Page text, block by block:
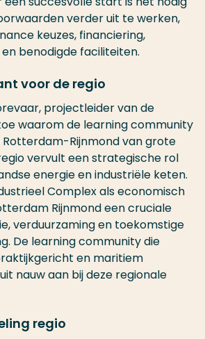
verder uit te werken,
keuzes, financiering,
benodigde faciliteiten.
voor de regio
projectleider van de
waarom de learning community
Rotterdam-Rijnmond van grote
vervult een strategische rol
energie en industriële keten.
Complex als economisch
Rijnmond een cruciale
verduurzaming en toekomstige
De learning community die
en maritiem
nauw aan bij deze regionale
regio